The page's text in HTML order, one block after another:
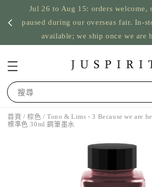
Jul 26 to Aug 15: orders welcome,
paused during our overseas fair. In-
available; we ship once we are
搜尋
首頁 /棕色 / Tono & Lims - 3 Because we are
標準色 30ml 鋼筆墨水